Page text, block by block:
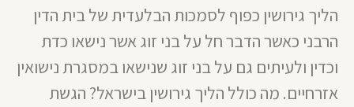
הליך גירושין כפוף לסמכות הבלעדית של בית הדין
הרבני כאשר הדבר חל על בני זוג אשר נישאו כדת
וכדין ולעיתים גם על בני זוג שנישאו במסגרת נישואין
אזרחיים. מה כולל הליך גירושין בישראל? הגשת